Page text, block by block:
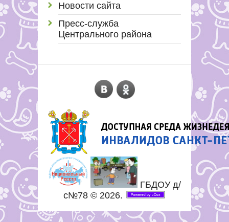
Новости сайта
Пресс-служба
Центрального района
ГБДОУ д/
с№78 © 2026.